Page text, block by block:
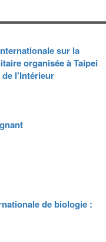
sur la
organisée à Taipei
l’Intérieur
de biologie :